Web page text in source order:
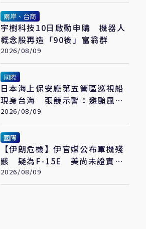
兩岸、台商
宇樹科技10日啟動申購 機器人
概念股再造「90後」富翁群
2026/08/09
國際
日本海上保安廳第五管區巡視船
現身台海 張競示警：避颱風也
要關注航行動向
2026/08/09
國際
【伊朗危機】伊官媒公布軍機殘
骸 疑為F-15E 美尚未證實遭
擊落
2026/08/09